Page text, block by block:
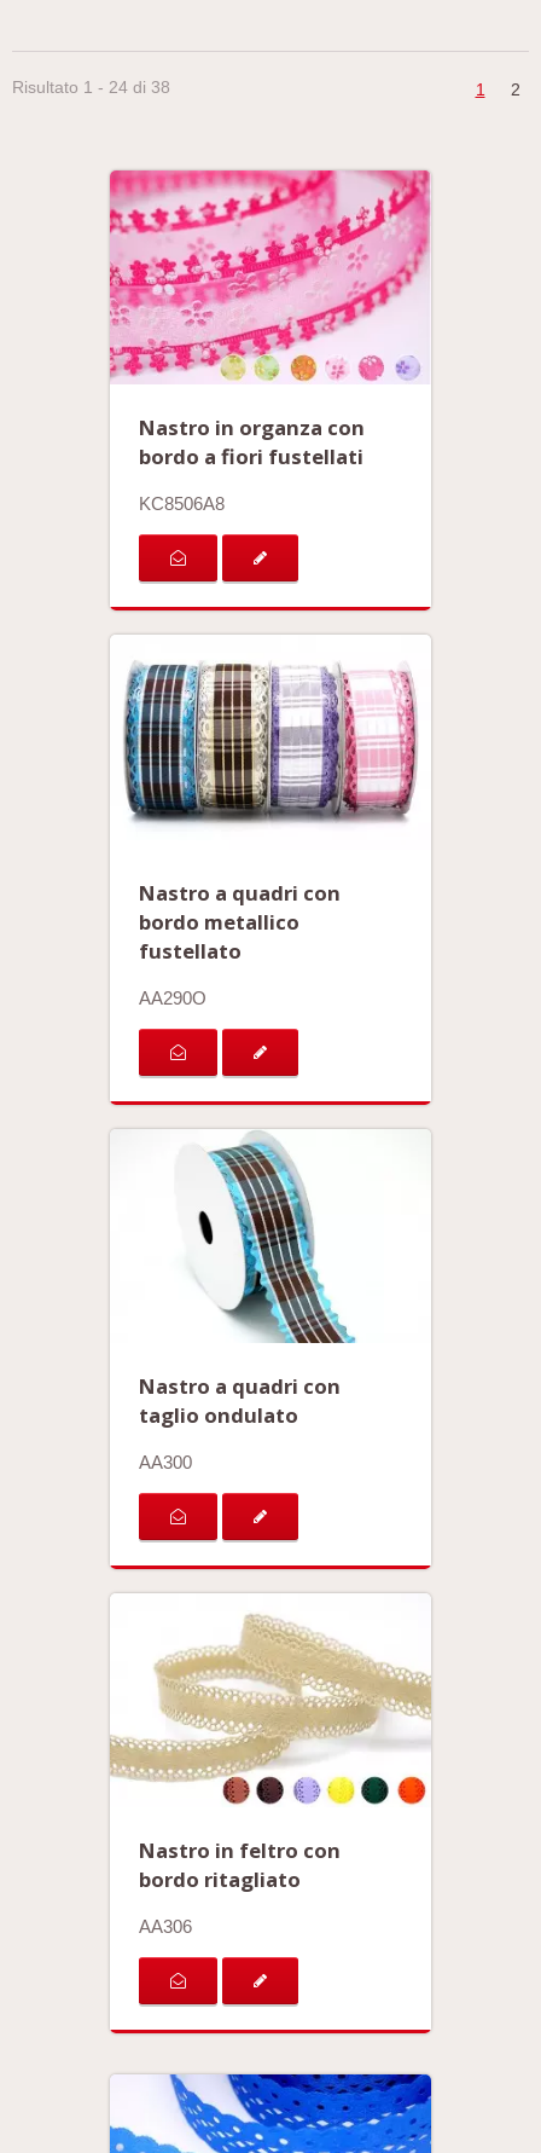
Risultato 1 - 24 di 38 1 2
Nastro in organza con
bordo a fiori fustellati
KC8506A8
Nastro a quadri con
bordo metallico
fustellato
AA290O
Nastro a quadri con
taglio ondulato
AA300
Nastro in feltro con
bordo ritagliato
AA306